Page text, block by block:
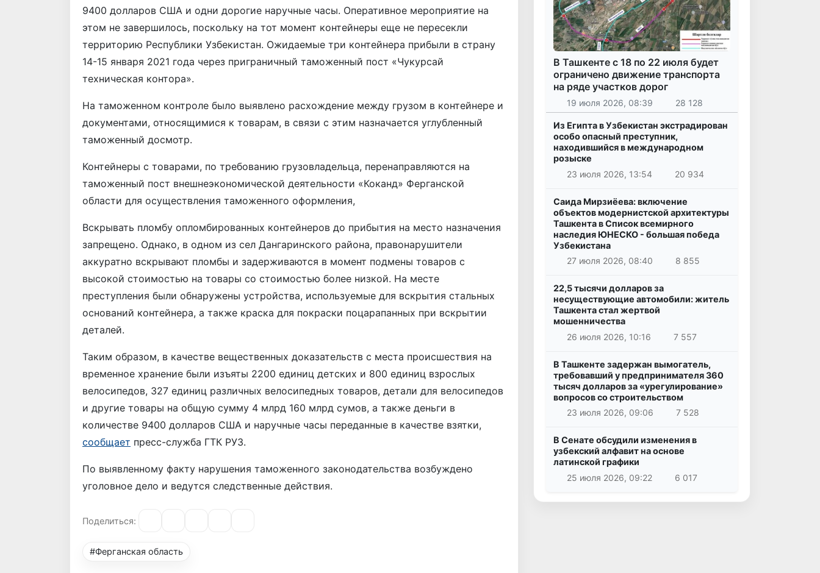
9400 долларов США и одни дорогие наручные часы. Оперативное мероприятие на
этом не завершилось, поскольку на тот момент контейнеры еще не пересекли
территорию Республики Узбекистан. Ожидаемые три контейнера прибыли в страну
14-15 января 2021 года через приграничный таможенный пост «Чукурсай
техническая контора».
На таможенном контроле было выявлено расхождение между грузом в контейнере и
документами, относящимися к товарам, в связи с этим назначается углубленный
таможенный досмотр.
Контейнеры с товарами, по требованию грузовладельца, перенаправляются на
таможенный пост внешнеэкономической деятельности «Коканд» Ферганской
области для осуществления таможенного оформления,
Вскрывать пломбу опломбированных контейнеров до прибытия на место назначения
запрещено. Однако, в одном из сел Дангаринского района, правонарушители
аккуратно вскрывают пломбы и задерживаются в момент подмены товаров с
высокой стоимостью на товары со стоимостью более низкой. На месте
преступления были обнаружены устройства, используемые для вскрытия стальных
оснований контейнера, а также краска для покраски поцарапанных при вскрытии
деталей.
Таким образом, в качестве вещественных доказательств с места происшествия на
временное хранение были изъяты 2200 единиц детских и 800 единиц взрослых
велосипедов, 327 единиц различных велосипедных товаров, детали для велосипедов
и другие товары на общую сумму 4 млрд 160 млрд сумов, а также деньги в
количестве 9400 долларов США и наручные часы переданные в качестве взятки,
сообщает пресс-служба ГТК РУЗ.
По выявленному факту нарушения таможенного законодательства возбуждено
уголовное дело и ведутся следственные действия.
Поделиться:
#Ферганская область
В Ташкенте с 18 по 22 июля будет
ограничено движение транспорта
на ряде участков дорог
19 июля 2026, 08:39 28 128
Из Египта в Узбекистан экстрадирован
особо опасный преступник,
находившийся в международном
розыске
23 июля 2026, 13:54
20 934
Саида Мирзиёева: включение
объектов модернистской архитектуры
Ташкента в Список всемирного
наследия ЮНЕСКО - большая победа
Узбекистана
27 июля 2026, 08:40
8 855
22,5 тысячи долларов за
несуществующие автомобили: житель
Ташкента стал жертвой
мошенничества
26 июля 2026, 10:16
7 557
В Ташкенте задержан вымогатель,
требовавший у предпринимателя 360
тысяч долларов за «урегулирование»
вопросов со строительством
23 июля 2026, 09:06
7 528
В Сенате обсудили изменения в
узбекский алфавит на основе
латинской графики
25 июля 2026, 09:22
6 017